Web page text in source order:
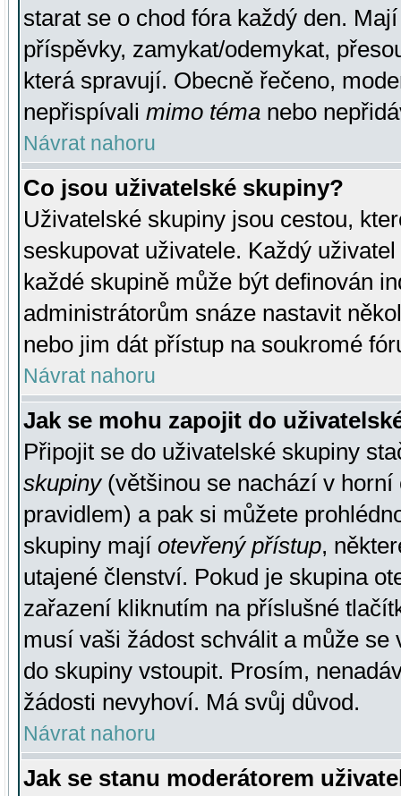
starat se o chod fóra každý den.
příspěvky, zamykat/odemykat,
která spravují. Obecně řečeno,
nepřispívali mimo téma nebo
Návrat nahoru
Co jsou uživatelské skupiny?
Uživatelské skupiny jsou cestou,
seskupovat uživatele. Každý
každé skupině může být definován
administrátorům snáze nastavit
nebo jim dát přístup na soukromé
Návrat nahoru
Jak se mohu zapojit do
Připojit se do uživatelské skupiny
skupiny(většinou se nachází v horní
pravidlem) a pak si můžete
skupiny mají otevřený přístup,
utajené členství. Pokud je skupina
zařazení kliknutím na příslušné
musí vaši žádost schválit a může se
do skupiny vstoupit. Prosím,
žádosti nevyhoví. Má svůj důvod.
Návrat nahoru
Jak se stanu moderátorem